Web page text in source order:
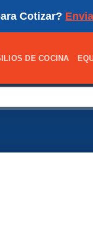
Cotizar?
DE COCINA